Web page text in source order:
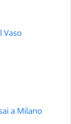
Vaso
a Milano